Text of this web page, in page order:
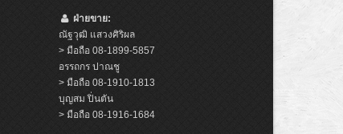
ฝ่ายขาย:
ณัฐวุฒิ แสวงศิริผล
> มือถือ 08-1899-5857
อรรถกร ปาณชู
> มือถือ 08-1910-1813
บุญสม ปิ่นตัน
> มือถือ 08-1916-1684